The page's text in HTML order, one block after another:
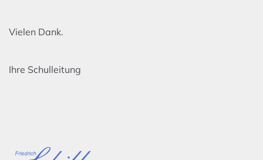
Vielen Dank.
Ihre Schulleitung